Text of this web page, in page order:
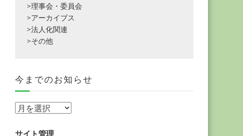
>理事会・委員会
>アーカイブス
>法人化関連
>その他
今までのお知らせ
今
で
サイト管理